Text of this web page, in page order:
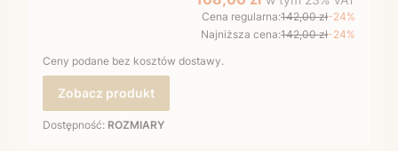
Cena regularna:142,00 zł-24%
Najniższa cena:142,00 zł-24%
Ceny podane bez kosztów dostawy.
Zobacz produkt
Dostępność: ROZMIARY